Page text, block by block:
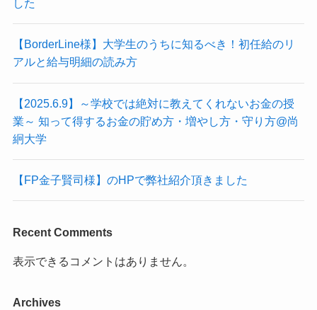
した
【BorderLine様】大学生のうちに知るべき！初任給のリ
アルと給与明細の読み方
【2025.6.9】～学校では絶対に教えてくれないお金の授
業～ 知って得するお金の貯め方・増やし方・守り方@尚
絅大学
【FP金子賢司様】のHPで弊社紹介頂きました
Recent Comments
表示できるコメントはありません。
Archives